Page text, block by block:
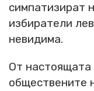
симпатизират
избиратели
невидима.
От настоящата
обществените